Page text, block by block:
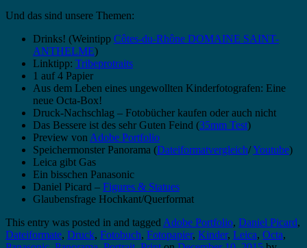
Und das sind unsere Themen:
Drinks! (Weintipp Côtes-du-Rhône DOMAINE SAINT-
ANTHELME)
Linktipp: Tribeprotraits
1 auf 4 Papier
Aus dem Leben eines ungewollten Kinderfotografen: Eine
neue Octa-Box!
Druck-Nachschlag – Fotobücher kaufen oder auch nicht
Das Bessere ist des sehr Guten Feind (35mm Test)
Preview von Adobe Portfolio
Speichermonster Panorama (Dateiformatvergleich/Youtube)
Leica gibt Gas
Ein bisschen Panasonic
Daniel Picard – Figures & Statues
Glaubensfrage Hochkant/Querformat
This entry was posted in and tagged Adobe Portfolio, Daniel Picard,
Dateiformate, Druck, Fotobuch, Fotopapier, Kinder, Leica, Octa,